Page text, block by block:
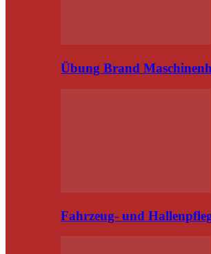
Übung Brand
Fahrzeug- und